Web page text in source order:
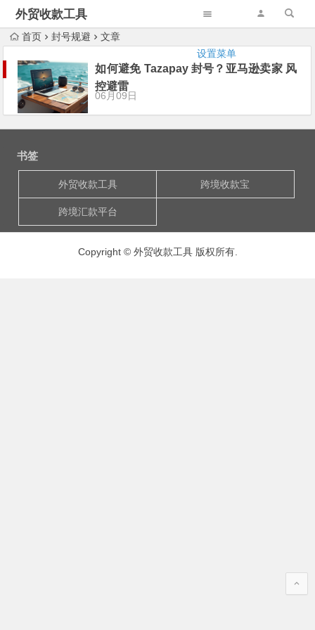
外贸收款工具
设置菜单
首页 封号规避 文章
如何避免 Tazapay 封号？亚马逊卖家 风
控避雷
06月09日
书签
外贸收款工具 跨境收款宝
跨境汇款平台
Copyright © 外贸收款工具 版权所有.